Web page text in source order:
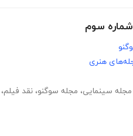
شماره سوم
هنری
مجله سینمایی، مجله سوگنو، نقد فیلم،